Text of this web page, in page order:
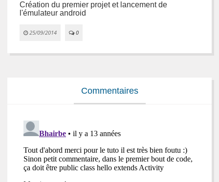
Création du premier projet et lancement de
l'émulateur android
25/09/2014 0
Commentaires